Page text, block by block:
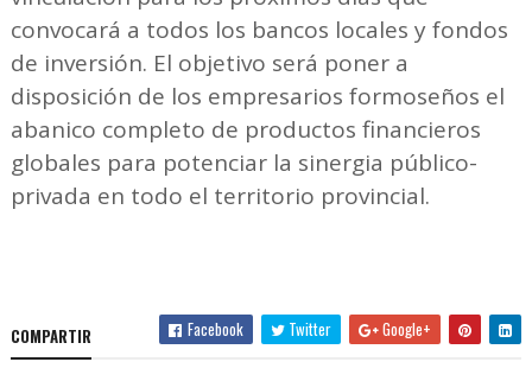
convocará a todos los bancos locales y fondos
de inversión. El objetivo será poner a
disposición de los empresarios formoseños el
abanico completo de productos financieros
globales para potenciar la sinergia público-
privada en todo el territorio provincial.
COMPARTIR Facebook Twitter Google+